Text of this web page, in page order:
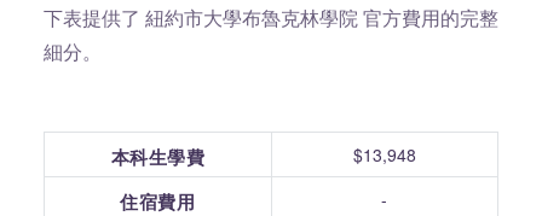
下表提供了 紐約市大學布魯克林學院 官方費用的完整
細分。
本科生學費 $13,948
住宿費用 -